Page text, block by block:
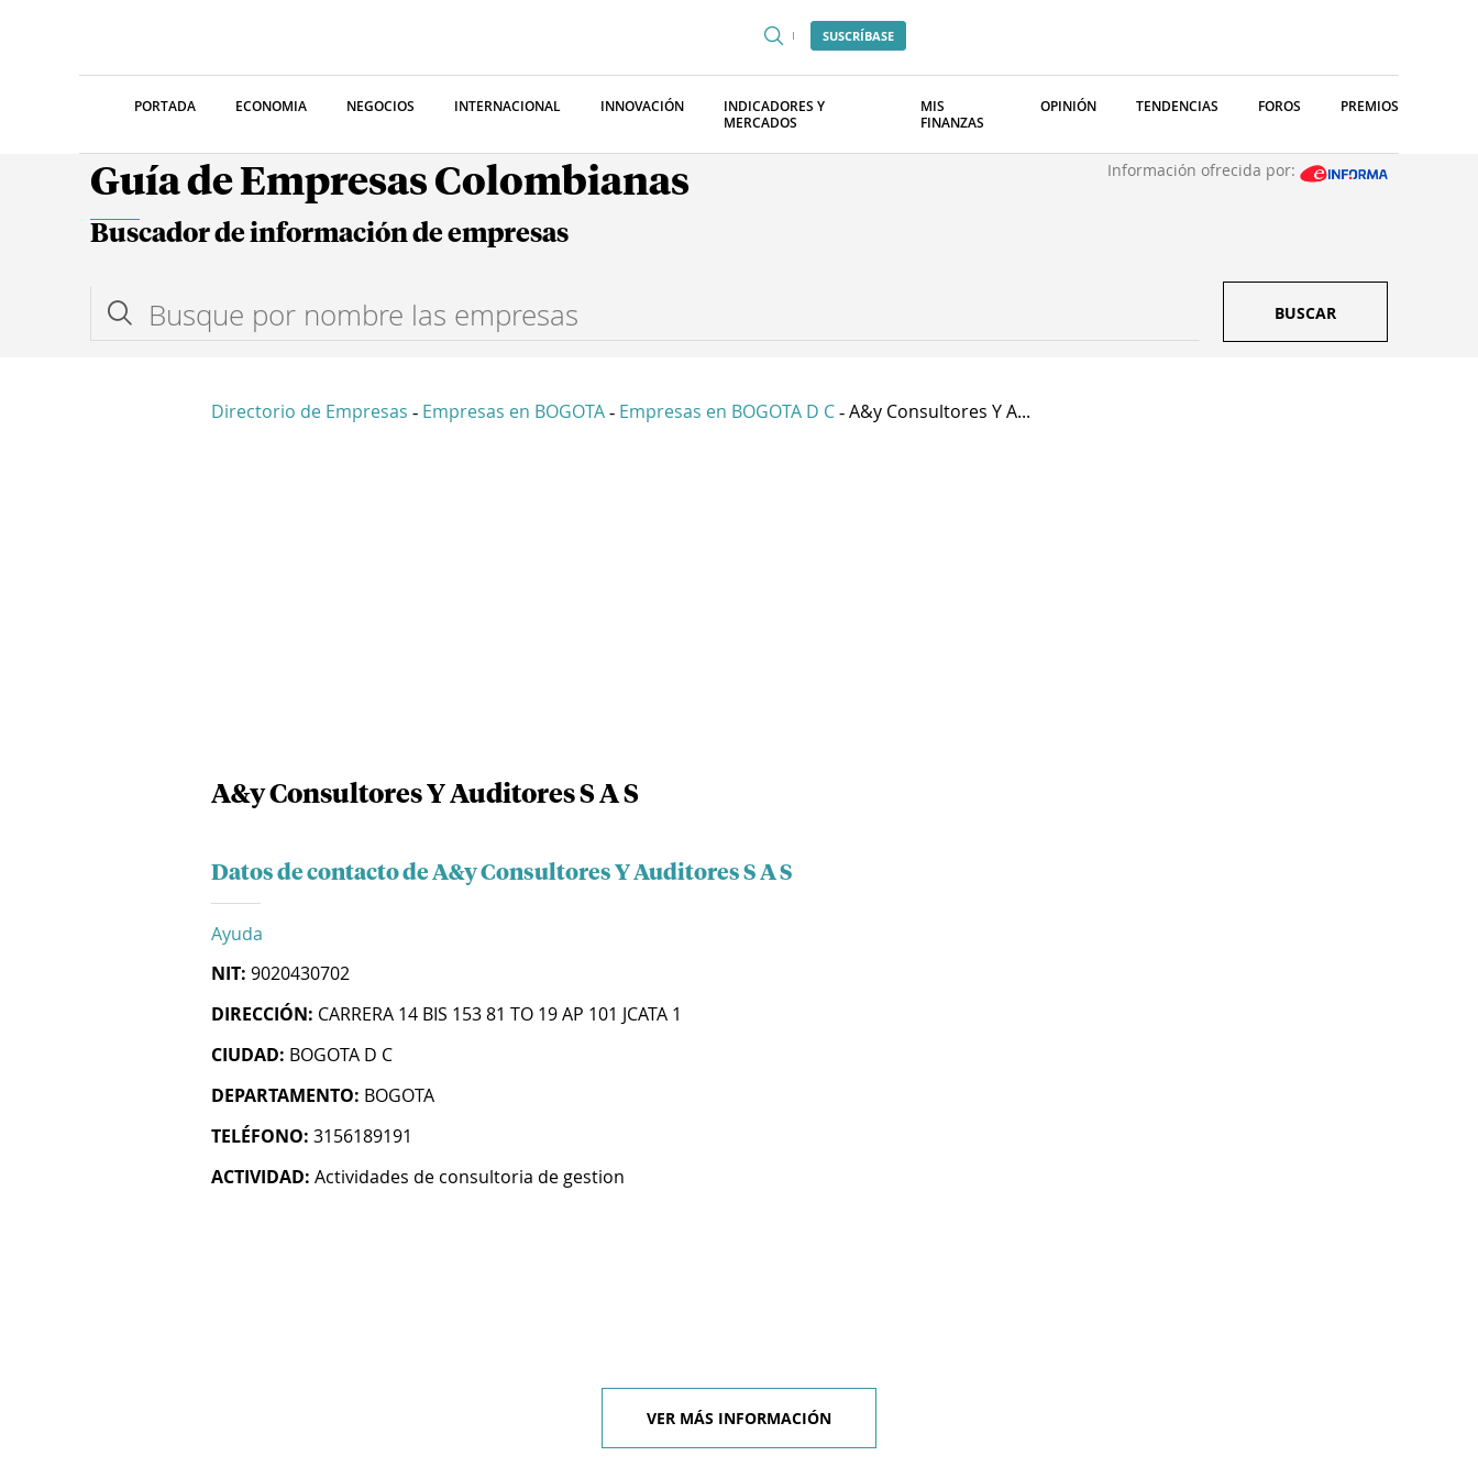
SUSCRÍBASE
PORTADA ECONOMIA NEGOCIOS INTERNACIONAL INNOVACIÓN
INDICADORES Y
MERCADOS
MIS
FINANZAS
OPINIÓN TENDENCIAS FOROS PREMIOS
Guía de Empresas Colombianas Información ofrecida por:
Buscador de información de empresas
BUSCAR
Directorio de Empresas - Empresas en BOGOTA - Empresas en BOGOTA D C - A&y Consultores Y A...
A&y Consultores Y Auditores S A S
Datos de contacto de A&y Consultores Y Auditores S A S
Ayuda
NIT: 9020430702
DIRECCIÓN: CARRERA 14 BIS 153 81 TO 19 AP 101 JCATA 1
CIUDAD: BOGOTA D C
DEPARTAMENTO: BOGOTA
TELÉFONO: 3156189191
ACTIVIDAD: Actividades de consultoria de gestion
VER MÁS INFORMACIÓN